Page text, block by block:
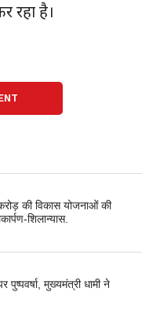
रहा है।
की विकास योजनाओं की
शिलान्यास.
पुष्पवर्षा, मुख्यमंत्री धामी ने